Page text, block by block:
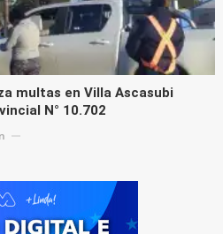
multas en Villa Ascasubi
N° 10.702